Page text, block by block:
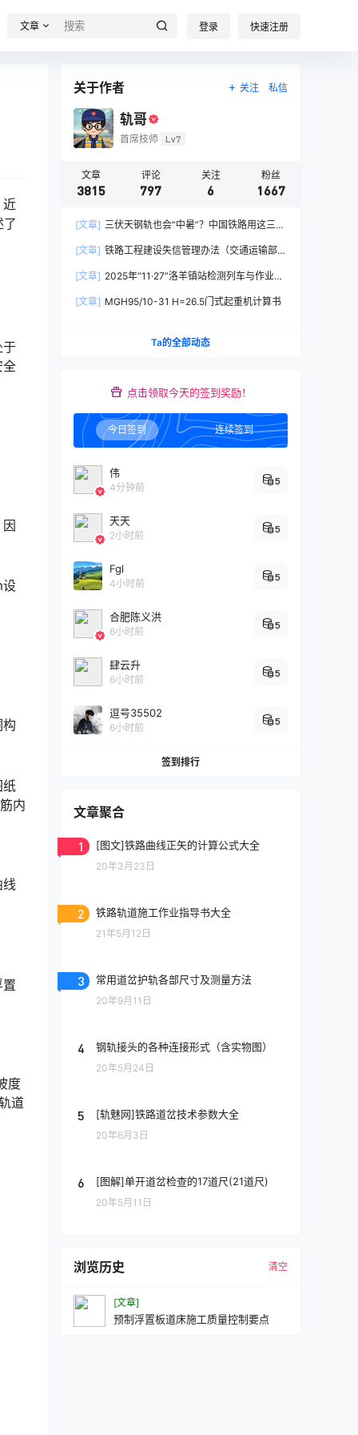
文章 登录 快速注册
近
于
全
设
纸
内
度
道
关于作者 关注 私信
轨哥
首席技师 Lv7
文章
3815
评论
797
关注
6
粉丝
1667
[文章] 三伏天钢轨也会“中暑”？中国铁路用这三招
[文章] 铁路工程建设失信管理办法（交通运输部
[文章] 2025年“11·27”洛羊镇站检测列车与作业人
[文章] MGH95/10-31 H=26.5门式起重机计算书
Ta的全部动态
点击领取今天的签到奖励！
今日签到 连续签到
伟
4分钟前
5
天天
2小时前
5
Fgl
4小时前
5
合肥陈义洪
6小时前
5
肆云升
6小时前
5
逗号35502
6小时前
5
签到排行
文章聚合
1 [图文]铁路曲线正矢的计算公式大全
20年3月23日
2 铁路轨道施工作业指导书大全
21年5月12日
3 常用道岔护轨各部尺寸及测量方法
20年9月11日
4 钢轨接头的各种连接形式（含实物图）
20年5月24日
5 [轨魅网]铁路道岔技术参数大全
20年6月3日
6 [图解]单开道岔检查的17道尺(21道尺)
20年5月11日
浏览历史 清空
[文章]
预制浮置板道床施工质量控制要点